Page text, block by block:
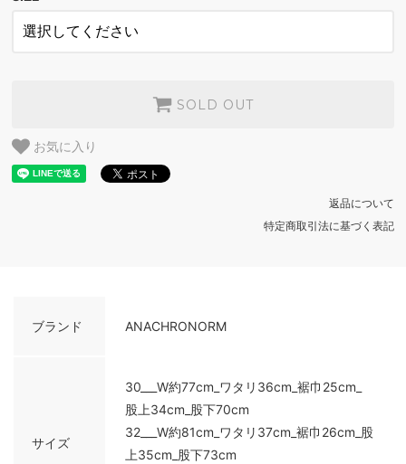
SOLD OUT
お気に入り
返品について
特定商取引法に基づく表記
ブランド ANACHRONORM
サイズ
30___W約77cm_ワタリ36cm_裾巾25cm_
股上34cm_股下70cm
32___W約81cm_ワタリ37cm_裾巾26cm_股
上35cm_股下73cm